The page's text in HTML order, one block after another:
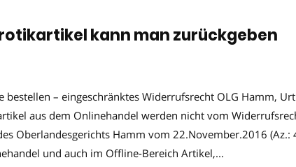
kann man zurückgeben
bestellen – eingeschränktes Widerrufsrecht OLG Hamm,
aus dem Onlinehandel werden nicht vom
Oberlandesgerichts Hamm vom 22.November.2016
und auch im Offline-Bereich Artikel,...